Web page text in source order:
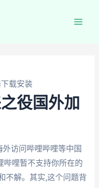
载安装
役国外加
访问哔哩哔哩等中国
哔哩暂不支持你所在的
不解。其实,这个问题背